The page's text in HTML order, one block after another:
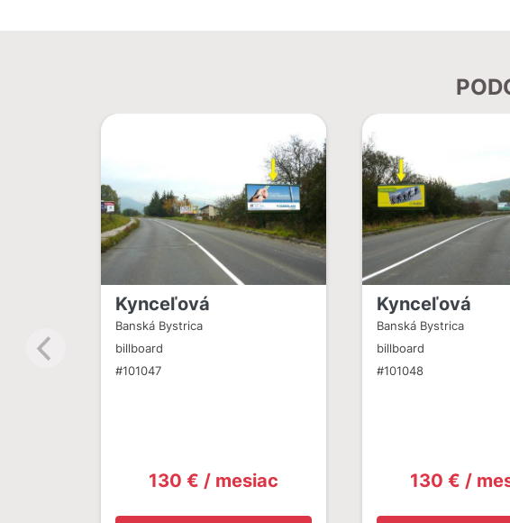
Kynceľová
Banská Bystrica
billboard
#101047
130 € / mesiac
Kynceľová
Banská Bystrica
billboard
#101048
130 € /